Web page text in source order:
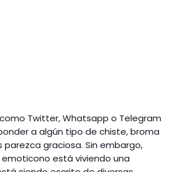
Twitter, Whatsapp o Telegram
a algún tipo de chiste, broma
parezca graciosa. Sin embargo,
está viviendo una